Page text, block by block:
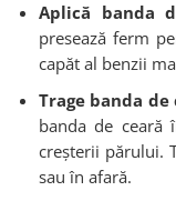
Aplică banda
presează ferm
capăt al benzii
Trage banda de
banda de ceară
creșterii părului.
sau în afară.